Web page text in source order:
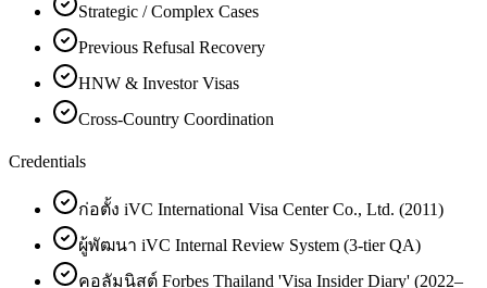
Strategic / Complex Cases
Previous Refusal Recovery
HNW & Investor Visas
Cross-Country Coordination
Credentials
ก่อตั้ง iVC International Visa Center Co., Ltd. (2011)
ผู้พัฒนา iVC Internal Review System (3-tier QA)
คอลัมนิสต์ Forbes Thailand 'Visa Insider Diary' (2022–